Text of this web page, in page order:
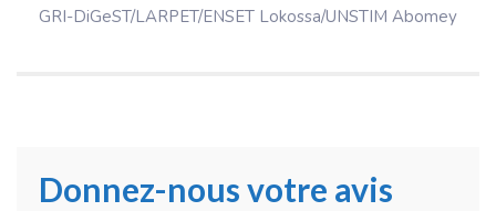
GRI-DiGeST/LARPET/ENSET Lokossa/UNSTIM Abomey
Donnez-nous votre avis